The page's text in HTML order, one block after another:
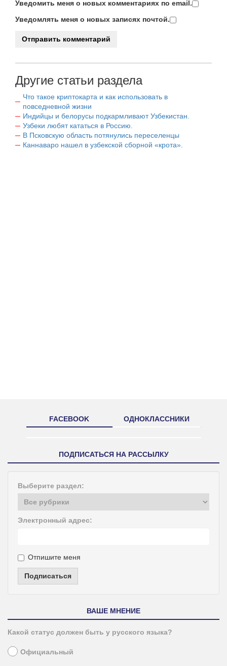
Уведомить меня о новых комментариях по email.
Уведомлять меня о новых записях почтой.
Другие статьи раздела
Что такое криптокарта и как использовать в
повседневной жизни
Индийцы и белорусы подкармливают Узбекистан.
Узбеки любят кататься в Россию.
В Псковскую область потянулись переселенцы
Каннаваро нашел в узбекской сборной «крота».
FACEBOOK ОДНОКЛАССНИКИ
ПОДПИСАТЬСЯ НА РАССЫЛКУ
Выберите раздел:
Электронный адрес:
Отпишите меня
Подписаться
ВАШЕ МНЕНИЕ
Какой статус должен быть у русского языка?
Официальный